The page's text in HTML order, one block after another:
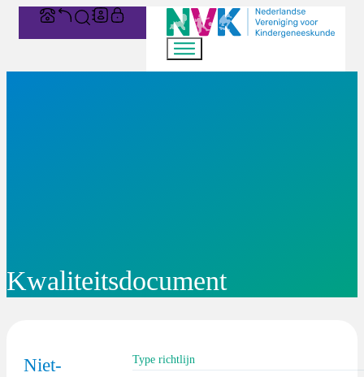
Kwaliteitsdocument
Niet-
Type richtlijn